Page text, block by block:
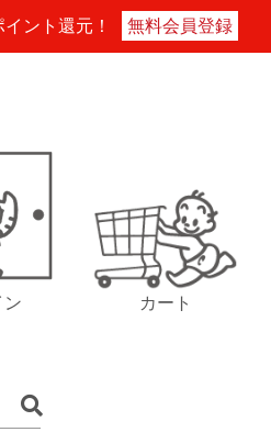
ント還元！ 無料会員登録
ン カート